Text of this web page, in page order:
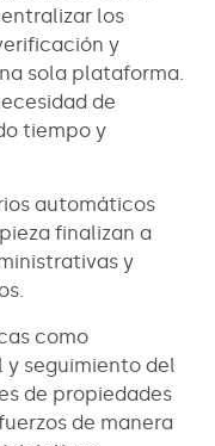
los
y
sola plataforma.
de
tiempo y
automáticos
finalizan a
y
como
seguimiento del
de propiedades
de manera